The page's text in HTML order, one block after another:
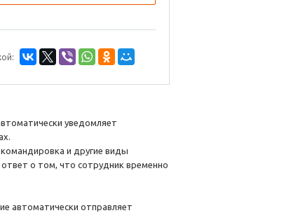
уведомляет
и другие виды
о том, что сотрудник временно
автоматически отправляет